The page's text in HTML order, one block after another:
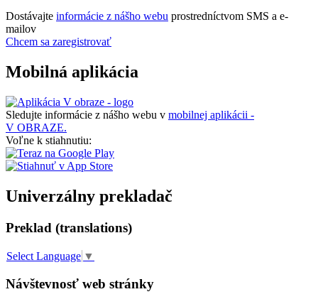
Dostávajte informácie z nášho webu prostredníctvom SMS a e-
mailov
Chcem sa zaregistrovať
Mobilná aplikácia
Sledujte informácie z nášho webu v mobilnej aplikácii -
V OBRAZE.
Voľne k stiahnutiu:
Univerzálny prekladač
Preklad (translations)
Select Language ▼
Návštevnosť web stránky